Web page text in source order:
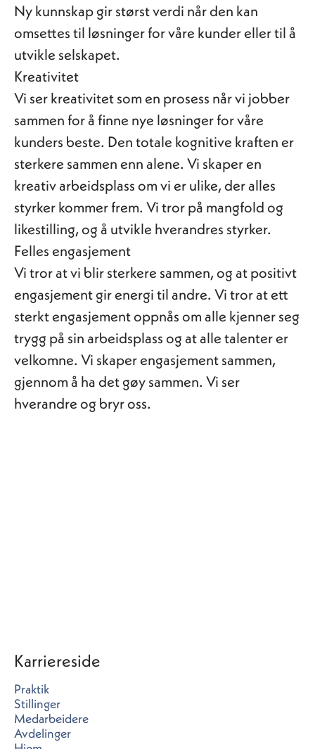
Ny kunnskap gir størst verdi når den kan
omsettes til løsninger for våre kunder eller til å
utvikle selskapet.
Kreativitet
Vi ser kreativitet som en prosess når vi jobber
sammen for å finne nye løsninger for våre
kunders beste. Den totale kognitive kraften er
sterkere sammen enn alene. Vi skaper en
kreativ arbeidsplass om vi er ulike, der alles
styrker kommer frem. Vi tror på mangfold og
likestilling, og å utvikle hverandres styrker.
Felles engasjement
Vi tror at vi blir sterkere sammen, og at positivt
engasjement gir energi til andre. Vi tror at ett
sterkt engasjement oppnås om alle kjenner seg
trygg på sin arbeidsplass og at alle talenter er
velkomne. Vi skaper engasjement sammen,
gjennom å ha det gøy sammen. Vi ser
hverandre og bryr oss.
Karriereside
Praktik
Stillinger
Medarbeidere
Avdelinger